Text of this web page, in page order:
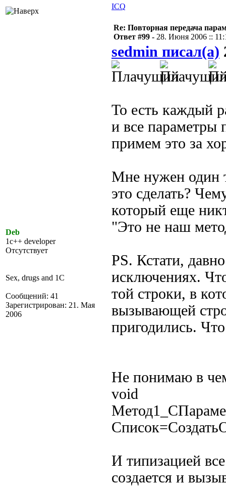
ICQ
Deb
1c++ developer
Отсутствует
Sex, drugs and 1C
Сообщений: 41
Зарегистрирован: 21. Мая
2006
Re: Повторная передача
Ответ #99 - 28. Июня 2006 ::
sedmin писал(а)
То есть каждый
и все параметры
примем это за
Мне нужен один
это сделать?
который еще
"Это не наш
PS. Кстати,
исключениях.
той строки, в
вызывающей
пригодились.
Не понимаю в
void
И типизацией
создается и